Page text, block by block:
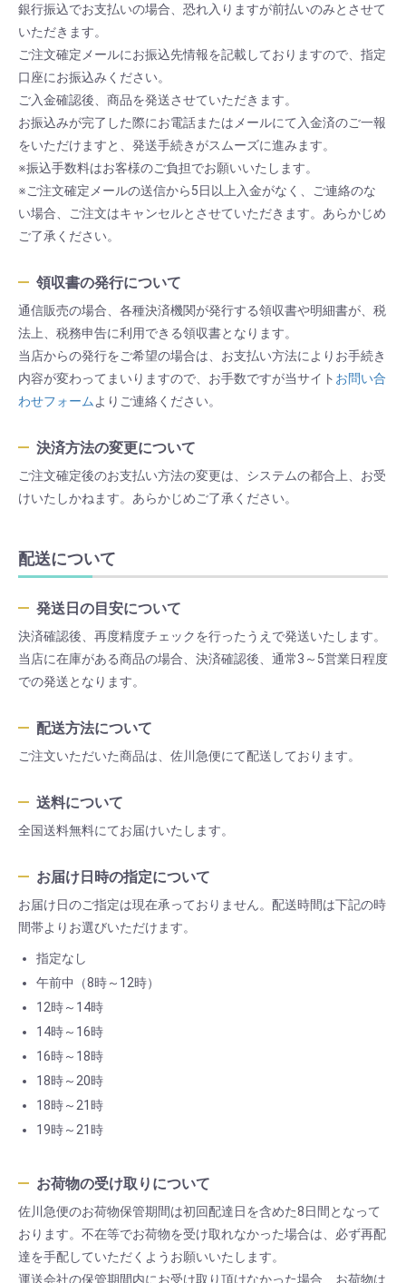
銀行振込でお支払いの場合、恐れ入りますが前払いのみとさせて
いただきます。
ご注文確定メールにお振込先情報を記載しておりますので、指定
口座にお振込みください。
ご入金確認後、商品を発送させていただきます。
お振込みが完了した際にお電話またはメールにて入金済のご一報
をいただけますと、発送手続きがスムーズに進みます。
※振込手数料はお客様のご負担でお願いいたします。
※ご注文確定メールの送信から5日以上入金がなく、ご連絡のな
い場合、ご注文はキャンセルとさせていただきます。あらかじめ
ご了承ください。
領収書の発行について
通信販売の場合、各種決済機関が発行する領収書や明細書が、税
法上、税務申告に利用できる領収書となります。
当店からの発行をご希望の場合は、お支払い方法によりお手続き
内容が変わってまいりますので、お手数ですが当サイト お問い合
わせフォーム よりご連絡ください。
決済方法の変更について
ご注文確定後のお支払い方法の変更は、システムの都合上、お受
けいたしかねます。あらかじめご了承ください。
配送について
発送日の目安について
決済確認後、再度精度チェックを行ったうえで発送いたします。
当店に在庫がある商品の場合、決済確認後、通常3～5営業日程度
での発送となります。
配送方法について
ご注文いただいた商品は、佐川急便にて配送しております。
送料について
全国送料無料にてお届けいたします。
お届け日時の指定について
お届け日のご指定は現在承っておりません。配送時間は下記の時
間帯よりお選びいただけます。
指定なし
午前中（8時～12時）
12時～14時
14時～16時
16時～18時
18時～20時
18時～21時
19時～21時
お荷物の受け取りについて
佐川急便のお荷物保管期間は初回配達日を含めた8日間となって
おります。不在等でお荷物を受け取れなかった場合は、必ず再配
達を手配していただくようお願いいたします。
運送会社の保管期間内にお受け取り頂けなかった場合、お荷物は